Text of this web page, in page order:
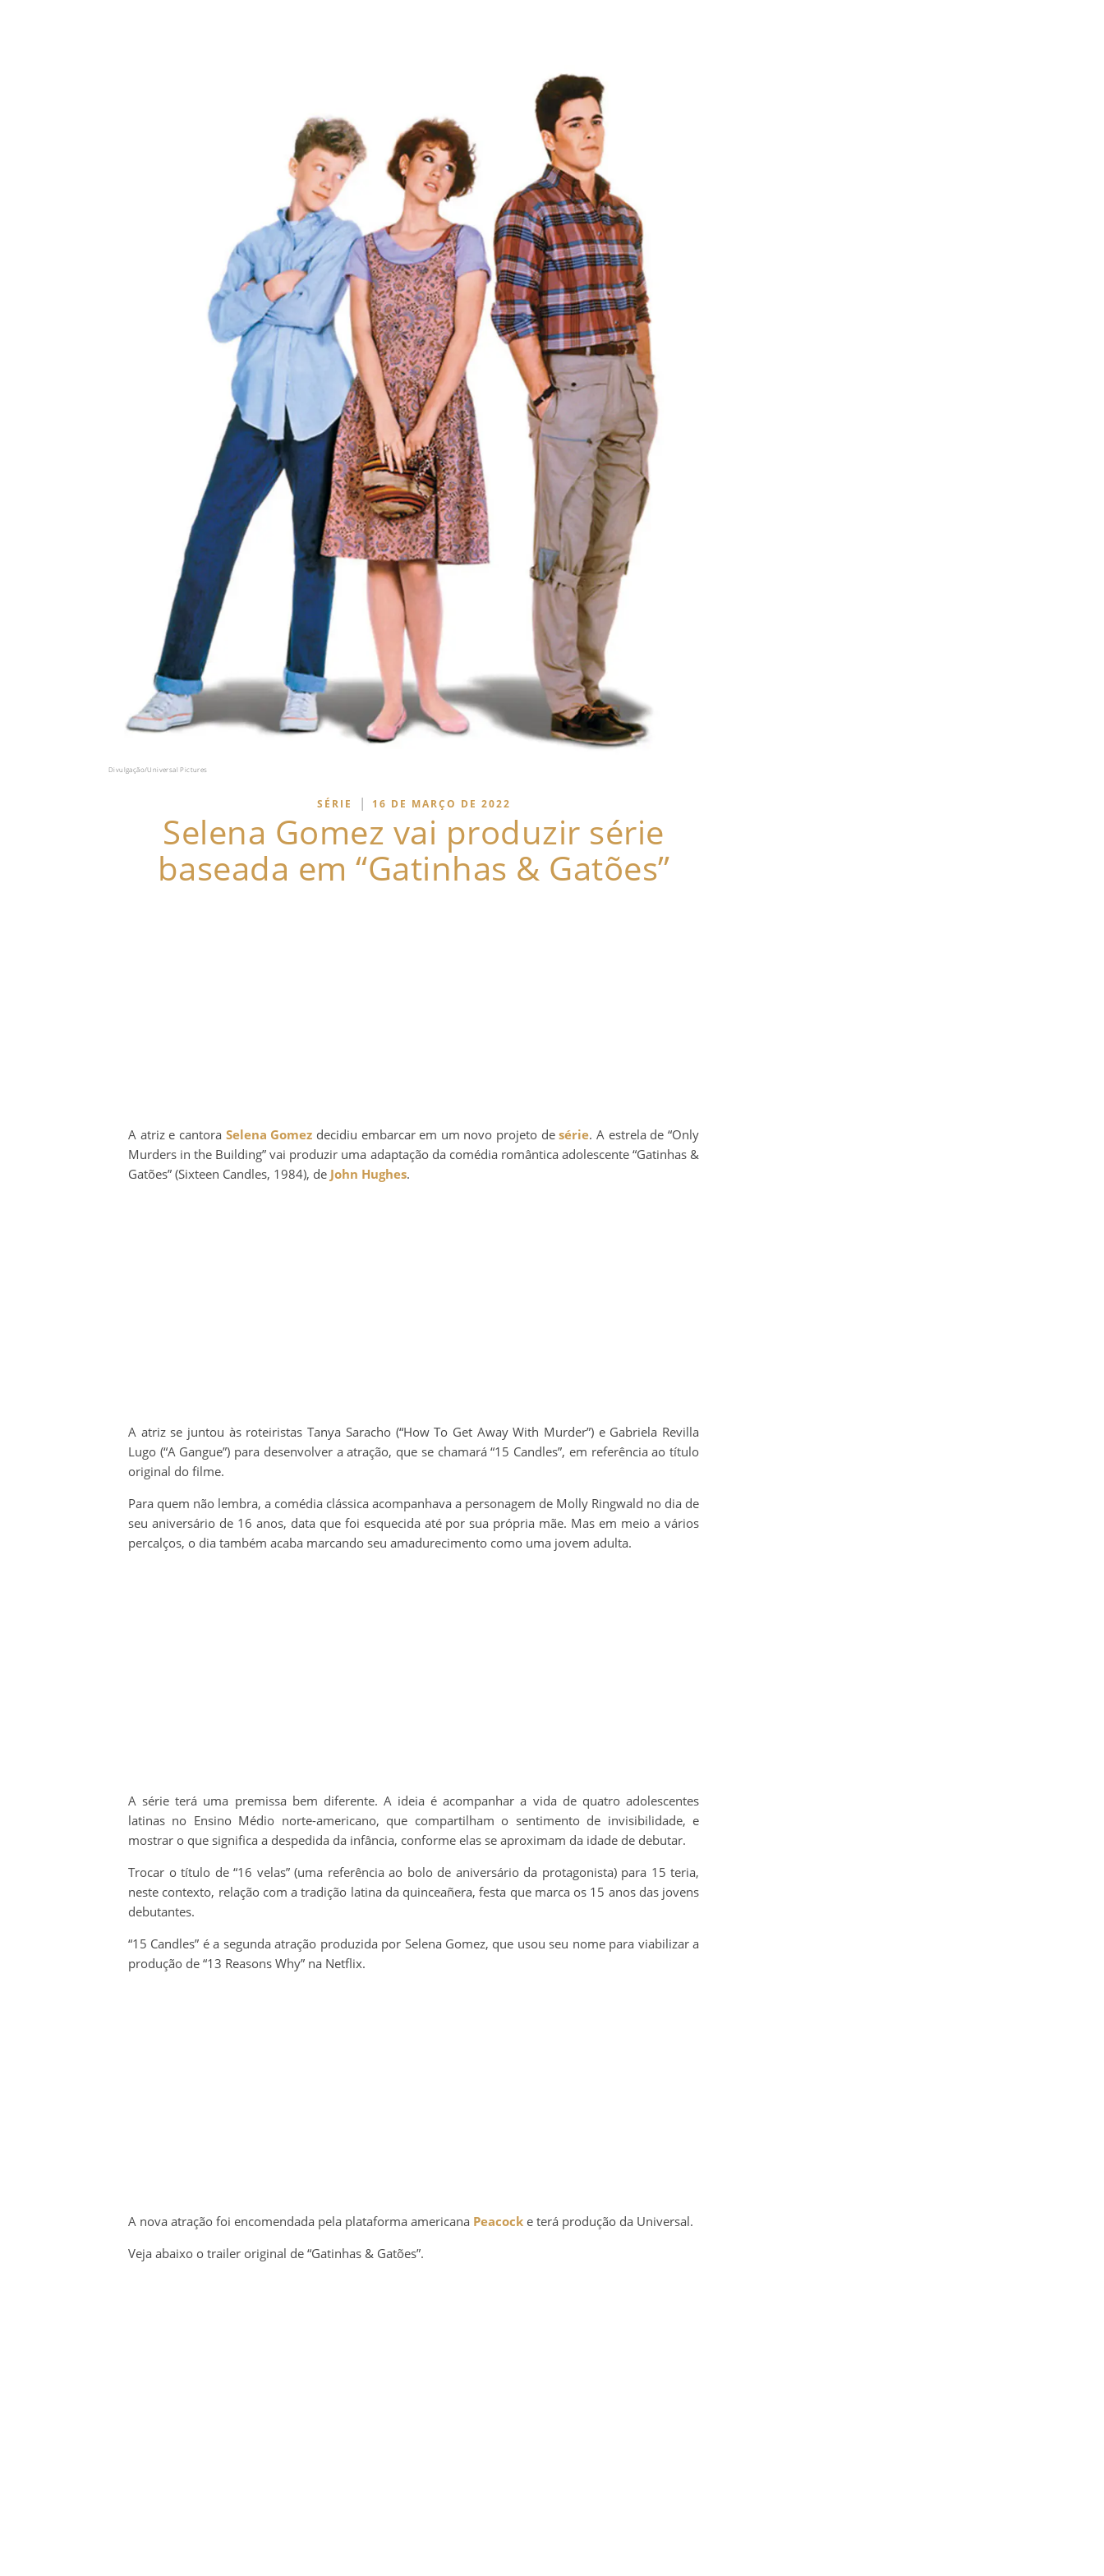
Divulgação/Universal Pictures
SÉRIE | 16 DE MARÇO DE 2022
Selena Gomez vai produzir série
baseada em “Gatinhas & Gatões”
A atriz e cantora Selena Gomez decidiu embarcar em um novo projeto desérie. A estrela de “Only
Murders in the Building” vai produzir uma adaptação da comédia romântica adolescente “Gatinhas &
Gatões” (Sixteen Candles, 1984), de John Hughes.
A atriz se juntou às roteiristas Tanya Saracho (“How To Get Away With Murder”) e Gabriela Revilla
Lugo (“A Gangue”) para desenvolver a atração, que se chamará “15 Candles”, em referência ao título
original do filme.
Para quem não lembra, a comédia clássica acompanhava a personagem de Molly Ringwald no dia de
seu aniversário de 16 anos, data que foi esquecida até por sua própria mãe. Mas em meio a vários
percalços, o dia também acaba marcando seu amadurecimento como uma jovem adulta.
A série terá uma premissa bem diferente. A ideia é acompanhar a vida de quatro adolescentes
latinas no Ensino Médio norte-americano, que compartilham o sentimento de invisibilidade, e
mostrar o que significa a despedida da infância, conforme elas se aproximam da idade de debutar.
Trocar o título de “16 velas” (uma referência ao bolo de aniversário da protagonista) para 15 teria,
neste contexto, relação com a tradição latina da quinceañera, festa que marca os 15 anos das jovens
debutantes.
“15 Candles” é a segunda atração produzida por Selena Gomez, que usou seu nome para viabilizar a
produção de “13 Reasons Why” na Netflix.
A nova atração foi encomendada pela plataforma americana Peacock e terá produção da Universal.
Veja abaixo o trailer original de “Gatinhas & Gatões”.